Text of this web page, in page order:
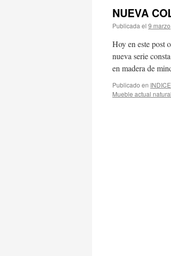
NUEVA
Publicada el 9
Hoy en este post
nueva serie
en madera de
Publicado en INDICE
Mueble actual natural